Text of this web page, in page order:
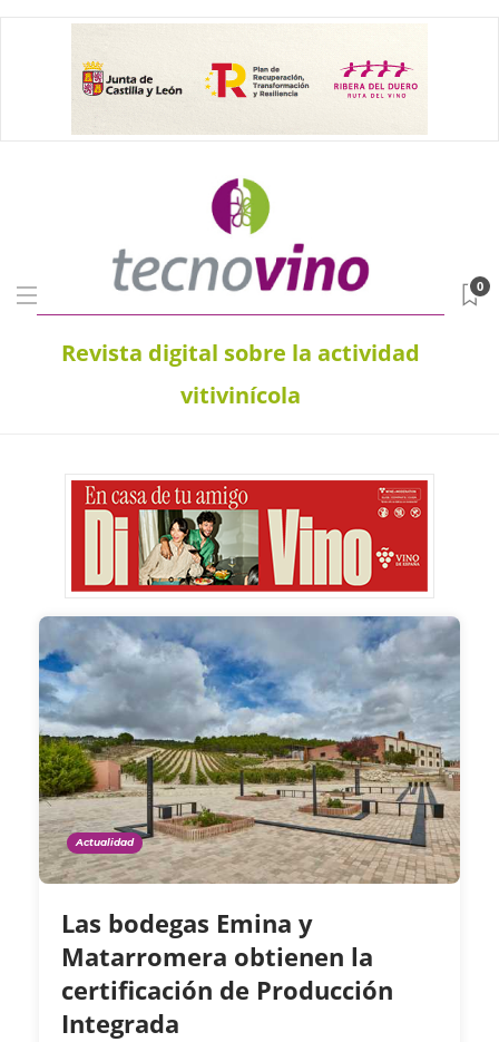
Revista digital sobre la actividad
vitivinícola
0
Actualidad
Las bodegas Emina y
Matarromera obtienen la
certificación de Producción
Integrada